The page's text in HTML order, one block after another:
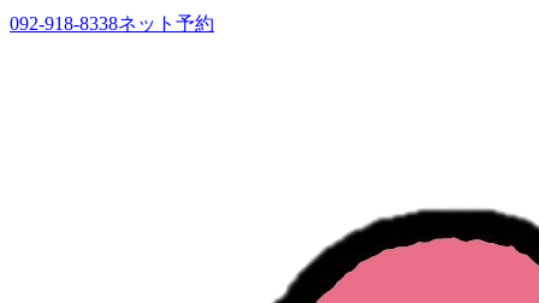
092-918-8338ネット予約